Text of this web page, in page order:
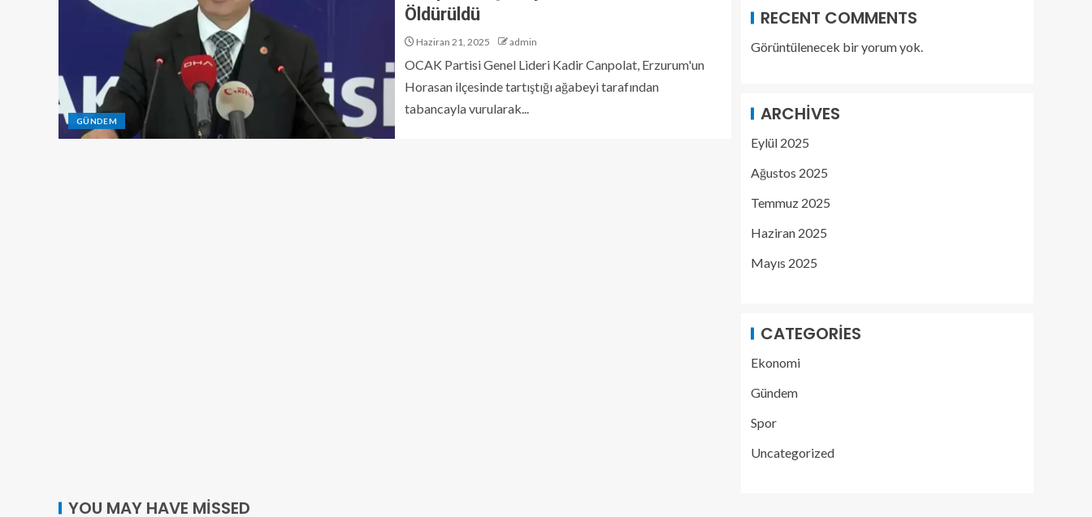
GÜNDEM
Öldürüldü
Haziran 21, 2025 admin
OCAK Partisi Genel Lideri Kadir Canpolat, Erzurum'un
Horasan ilçesinde tartıştığı ağabeyi tarafından
tabancayla vurularak...
RECENT COMMENTS
Görüntülenecek bir yorum yok.
ARCHIVES
Eylül 2025
Ağustos 2025
Temmuz 2025
Haziran 2025
Mayıs 2025
CATEGORIES
Ekonomi
Gündem
Spor
Uncategorized
YOU MAY HAVE MISSED